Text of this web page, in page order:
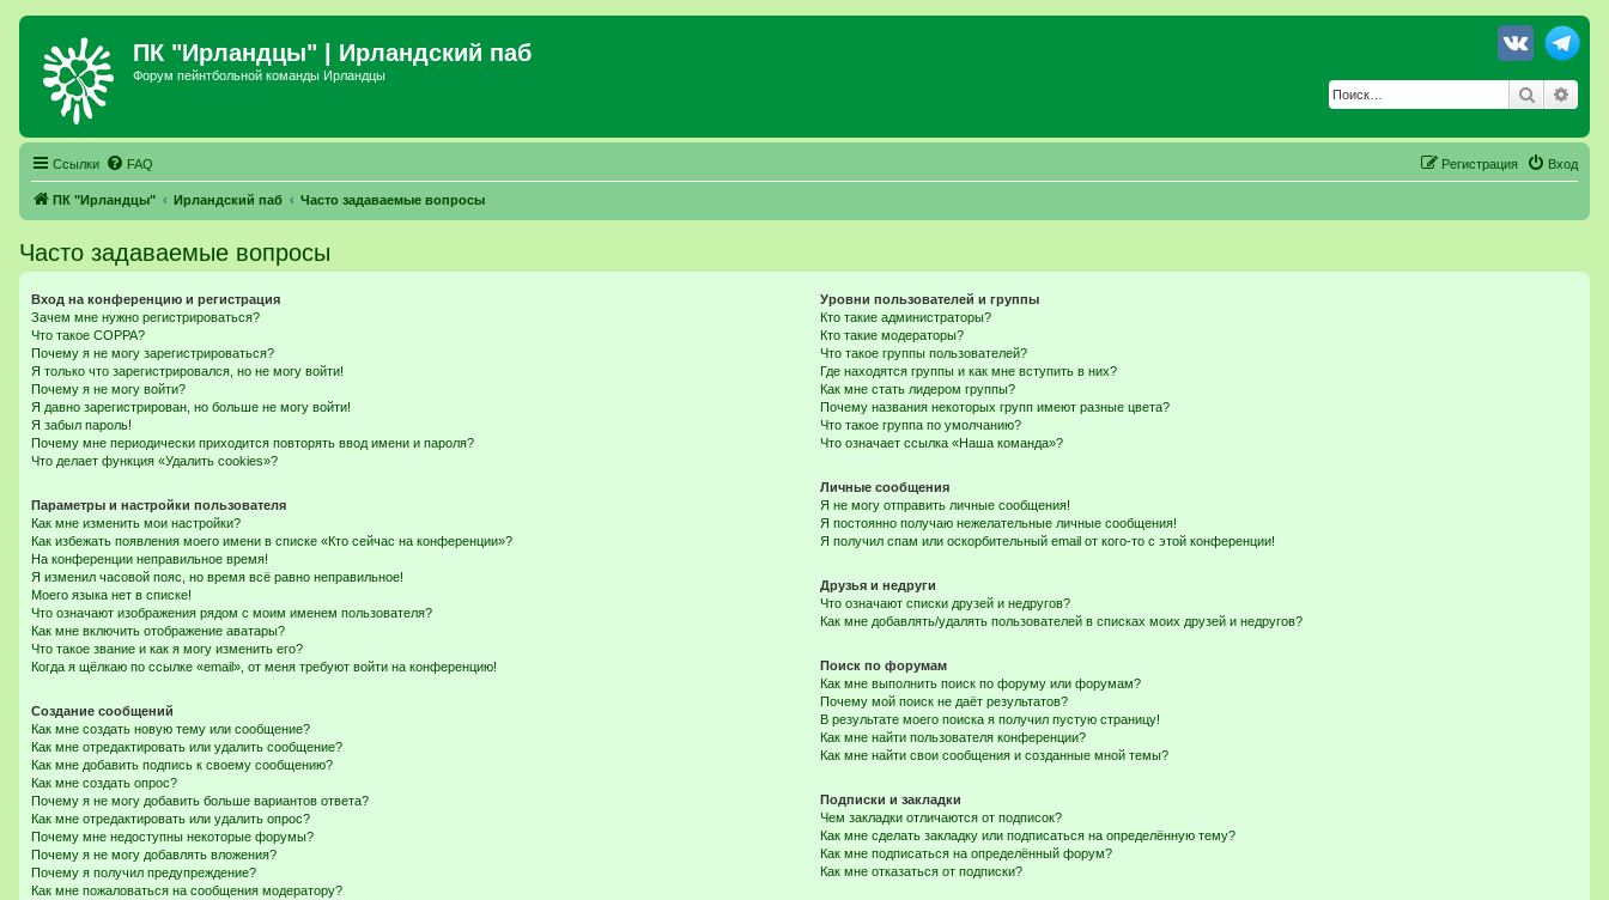
ПК "Ирландцы" | Ирландский паб
Форум пейнтбольной команды Ирландцы
Поиск
Ссылки FAQ Вход
Регистрация
ПК "Ирландцы" Ирландский паб Часто задаваемые вопросы
Часто задаваемые вопросы
Вход на конференцию и регистрация
Зачем мне нужно регистрироваться?
Что такое COPPA?
Почему я не могу зарегистрироваться?
Я только что зарегистрировался, но не могу войти!
Почему я не могу войти?
Я давно зарегистрирован, но больше не могу войти!
Я забыл пароль!
Почему мне периодически приходится повторять ввод имени и пароля?
Что делает функция «Удалить cookies»?
Параметры и настройки пользователя
Как мне изменить мои настройки?
Как избежать появления моего имени в списке «Кто сейчас на конференции»?
На конференции неправильное время!
Я изменил часовой пояс, но время всё равно неправильное!
Моего языка нет в списке!
Что означают изображения рядом с моим именем пользователя?
Как мне включить отображение аватары?
Что такое звание и как я могу изменить его?
Когда я щёлкаю по ссылке «email», от меня требуют войти на конференцию!
Создание сообщений
Как мне создать новую тему или сообщение?
Как мне отредактировать или удалить сообщение?
Как мне добавить подпись к своему сообщению?
Как мне создать опрос?
Почему я не могу добавить больше вариантов ответа?
Как мне отредактировать или удалить опрос?
Почему мне недоступны некоторые форумы?
Почему я не могу добавлять вложения?
Почему я получил предупреждение?
Как мне пожаловаться на сообщения модератору?
Уровни пользователей и группы
Кто такие администраторы?
Кто такие модераторы?
Что такое группы пользователей?
Где находятся группы и как мне вступить в них?
Как мне стать лидером группы?
Почему названия некоторых групп имеют разные цвета?
Что такое группа по умолчанию?
Что означает ссылка «Наша команда»?
Личные сообщения
Я не могу отправить личные сообщения!
Я постоянно получаю нежелательные личные сообщения!
Я получил спам или оскорбительный email от кого-то с этой конференции!
Друзья и недруги
Что означают списки друзей и недругов?
Как мне добавлять/удалять пользователей в списках моих друзей и недругов?
Поиск по форумам
Как мне выполнить поиск по форуму или форумам?
Почему мой поиск не даёт результатов?
В результате моего поиска я получил пустую страницу!
Как мне найти пользователя конференции?
Как мне найти свои сообщения и созданные мной темы?
Подписки и закладки
Чем закладки отличаются от подписок?
Как мне сделать закладку или подписаться на определённую тему?
Как мне подписаться на определённый форум?
Как мне отказаться от подписки?